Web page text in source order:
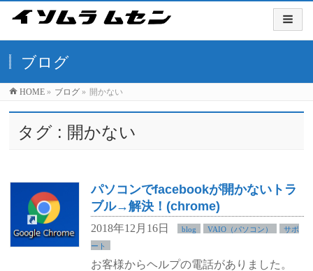
ブログ
HOME » ブログ » 開かない
タグ : 開かない
パソコンでfacebookが開かないトラ
ブル→解決！(chrome)
2018年12月16日 blog VAIO（パソコン）
サポ
ート
お客様からヘルプの電話がありました。